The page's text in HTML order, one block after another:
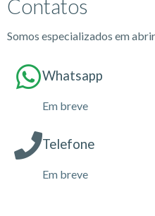
Contatos
Somos especializados em
Whatsapp
Em breve
Telefone
Em breve